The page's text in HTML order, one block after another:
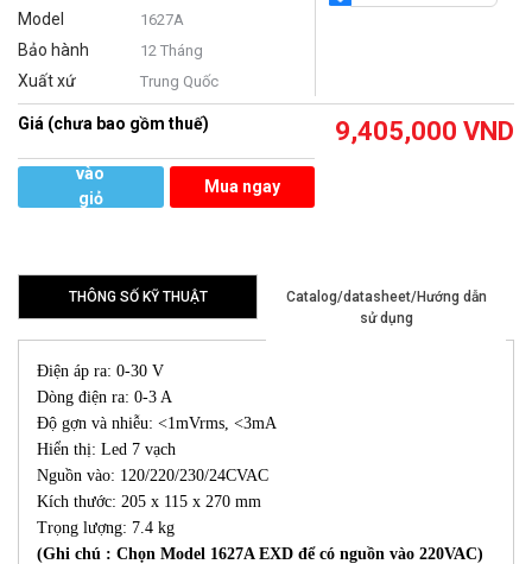
Model 1627A
Bảo hành 12 Tháng
Xuất xứ Trung Quốc
Giá (chưa bao gồm thuế) 9,405,000 VND
vào
giỏ
Mua ngay
THÔNG SỐ KỸ THUẬT
Catalog/datasheet/Hướng dẫn
sử dụng
Điện áp ra: 0-30 V
Dòng điện ra: 0-3 A
Độ gợn và nhiễu: <1mVrms, <3mA
Hiển thị: Led 7 vạch
Nguồn vào: 120/220/230/24CVAC
Kích thước: 205 x 115 x 270 mm
Trọng lượng: 7.4 kg
(Ghi chú : Chọn Model 1627A EXD để có nguồn vào 220VAC)